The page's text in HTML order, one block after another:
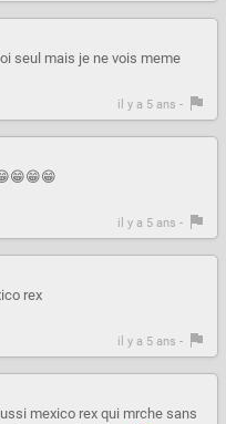
seul mais je ne vois meme
il y a 5 ans -
il y a 5 ans -
rex
il y a 5 ans -
mexico rex qui mrche sans